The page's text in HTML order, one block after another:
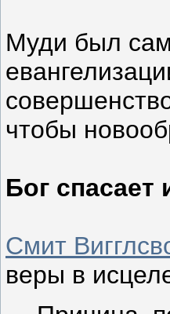
Муди был
чтобы
Бог спасает
Смит
веры в